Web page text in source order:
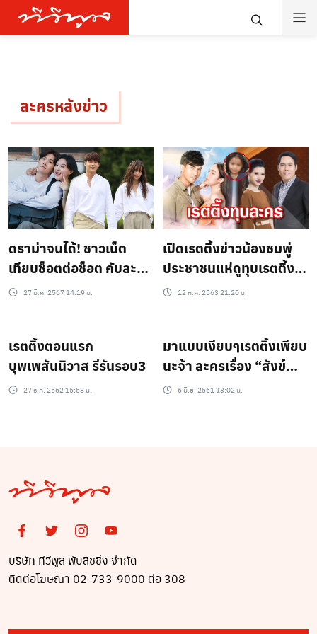
ละครหลังข่าว
ดราม่าจนได้! ชาวเน็ต
เทียบช็อตต่อช็อต กับละคร
ไทยอย่าง “จนกว่าจะได้รัก
27 มี.ค. 2567 14:19 น.
เปิดเรตติ้งข่าวน้องชมพู่
ประชาชนแห่ดูทุบเรตติ้ง
ละครหลังข่าวยับ
12 ก.ค. 2563 21:20 น.
เรตติ้งตอนแรก
บุพเพสันนิวาส รีรันรอบ3
27 ธ.ค. 2562 15:58 น.
มาแบบเงียบๆเรตติ้งเพียบ
นะจ้า ละครเรื่อง “สังข์
ทอง”6 มิ.ย. 2561 13:02 น.
บริษัท ทีวีพูล พับลิชชิ่ง จำกัด
ติดต่อโฆษณา 02-733-9000 ต่อ 308